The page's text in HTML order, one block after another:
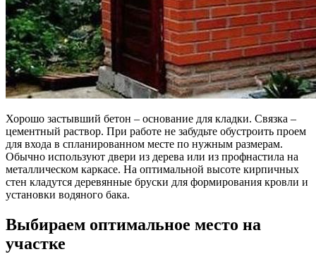
Хорошо застывший бетон – основание для кладки. Связка –
цементный раствор. При работе не забудьте обустроить проем
для входа в спланированном месте по нужным размерам.
Обычно используют двери из дерева или из профнастила на
металлическом каркасе. На оптимальной высоте кирпичных
стен кладутся деревянные бруски для формирования кровли и
установки водяного бака.
Выбираем оптимальное место на
участке